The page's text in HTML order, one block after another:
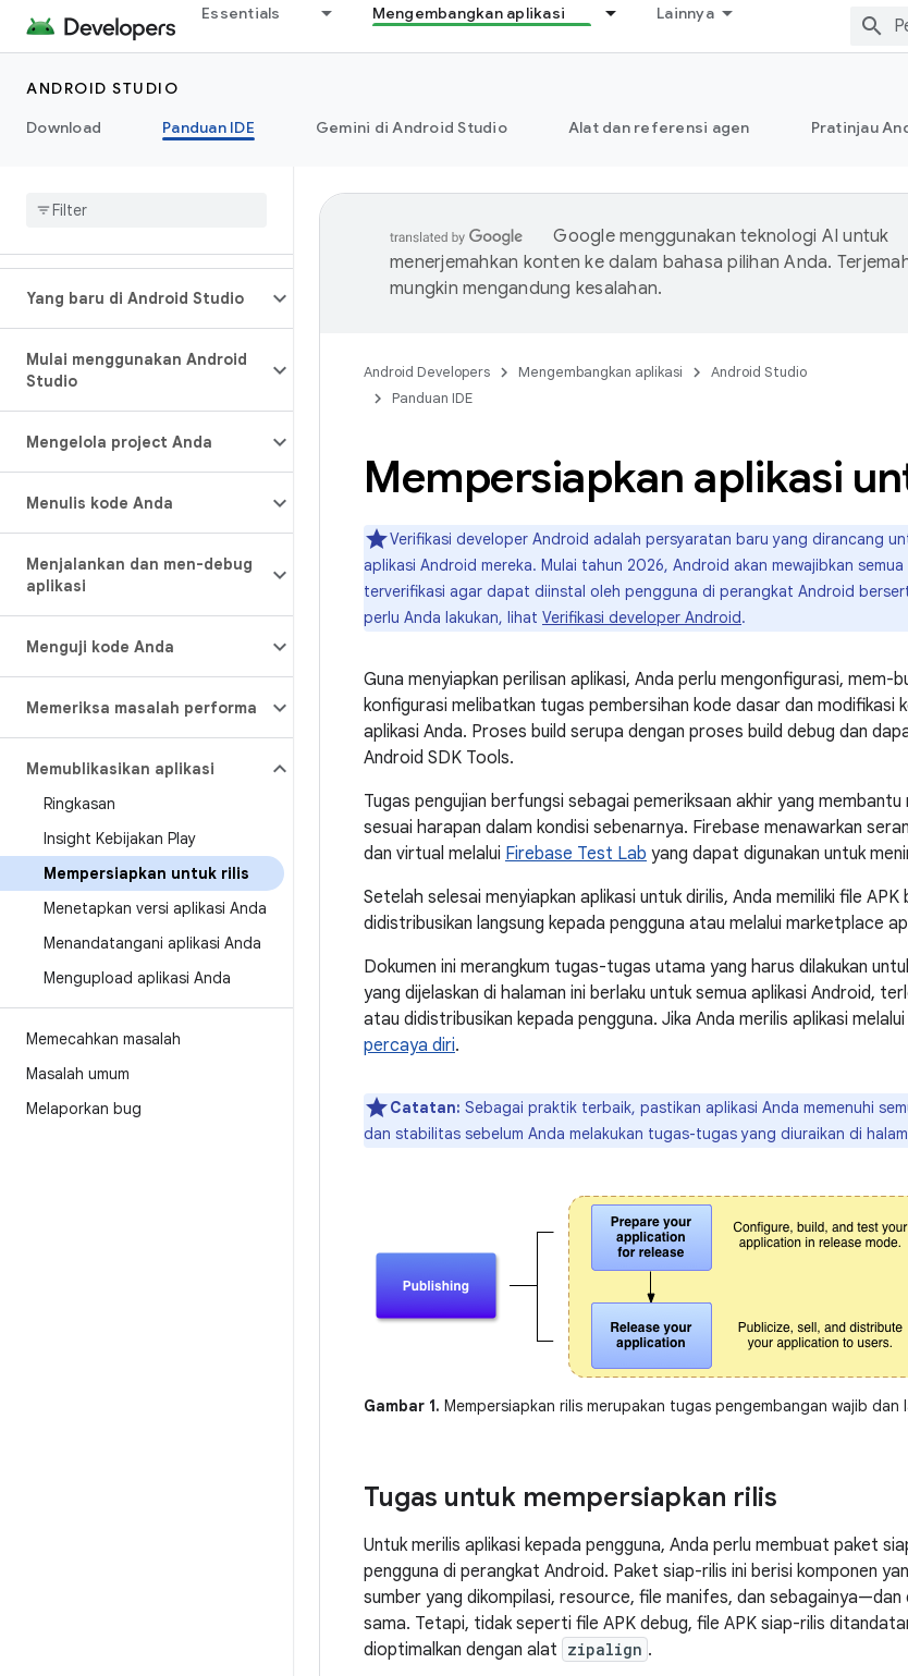
Essentials Mengembangkan aplikasi Lainnya
ANDROID STUDIO
Download
Panduan IDE Gemini di Android Studio Alat dan referensi agen Pratinjau
Yang baru di Android Studio
Mulai menggunakan Android
Studio
Mengelola project Anda
Menulis kode Anda
Menjalankan dan men-debug
aplikasi
Menguji kode Anda
Memeriksa masalah performa
Memublikasikan aplikasi
Ringkasan
Insight Kebijakan Play
Mempersiapkan untuk rilis
Menetapkan versi aplikasi Anda
Menandatangani aplikasi Anda
Mengupload aplikasi Anda
Memecahkan masalah
Masalah umum
Melaporkan bug
Google menggunakan teknologi AI untuk
menerjemahkan konten ke dalam bahasa pilihan Anda.
mungkin mengandung kesalahan.
Android Developers Mengembangkan aplikasi
Android Studio
Panduan IDE
Mempersiapkan aplikasi
Verifikasi developer Android adalah persyaratan baru yang dirancang
aplikasi Android mereka. Mulai tahun 2026, Android akan mewajibkan
terverifikasi agar dapat diinstal oleh pengguna di perangkat Android
perlu Anda lakukan, lihat Verifikasi developer Android.
Guna menyiapkan perilisan aplikasi, Anda perlu mengonfigurasi, mem-
konfigurasi melibatkan tugas pembersihan kode dasar dan modifikasi
aplikasi Anda. Proses build serupa dengan proses build debug dan
Android SDK Tools.
Tugas pengujian berfungsi sebagai pemeriksaan akhir yang
sesuai harapan dalam kondisi sebenarnya. Firebase menawarkan
dan virtual melalui Firebase Test Lab yang dapat digunakan untuk
Setelah selesai menyiapkan aplikasi untuk dirilis, Anda memiliki file
didistribusikan langsung kepada pengguna atau melalui marketplace
Dokumen ini merangkum tugas-tugas utama yang harus dilakukan
yang dijelaskan di halaman ini berlaku untuk semua aplikasi Android,
atau didistribusikan kepada pengguna. Jika Anda merilis aplikasi
percaya diri.
Catatan: Sebagai praktik terbaik, pastikan aplikasi Anda memenuhi
dan stabilitas sebelum Anda melakukan tugas-tugas yang diuraikan di
Gambar 1. Mempersiapkan rilis merupakan tugas pengembangan wajib
Tugas untuk mempersiapkan rilis
Untuk merilis aplikasi kepada pengguna, Anda perlu membuat paket
pengguna di perangkat Android. Paket siap-rilis ini berisi komponen
sumber yang dikompilasi, resource, file manifes, dan sebagainya—dan
sama. Tetapi, tidak seperti file APK debug, file APK siap-rilis
dioptimalkan dengan alat zipalign .